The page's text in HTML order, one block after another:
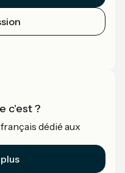
c'est ?
dédié aux